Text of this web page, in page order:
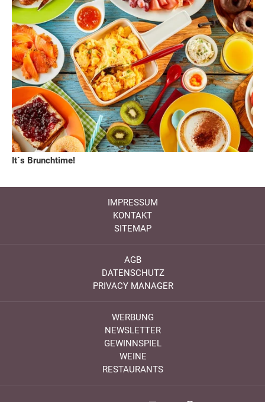
It`s Brunchtime!
IMPRESSUM
KONTAKT
SITEMAP
AGB
DATENSCHUTZ
PRIVACY MANAGER
WERBUNG
NEWSLETTER
GEWINNSPIEL
WEINE
RESTAURANTS